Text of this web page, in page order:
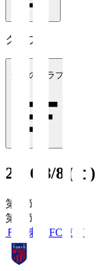
クラブ
全てのクラブ
2026/8/8 (土)
第1節
第1節
ＦＣ東京FC東京